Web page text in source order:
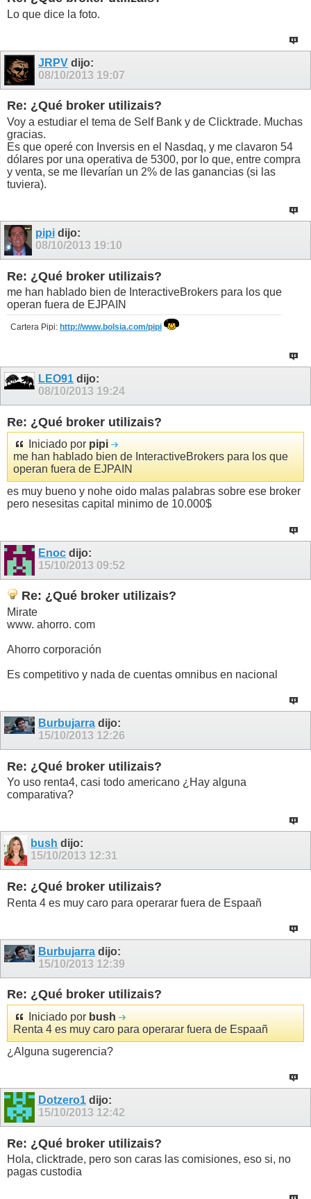
Lo que dice la foto.
JRPV dijo:
08/10/2013 19:07
Re: ¿Qué broker utilizais?
Voy a estudiar el tema de Self Bank y de Clicktrade. Muchas
gracias.
Es que operé con Inversis en el Nasdaq, y me clavaron 54
dólares por una operativa de 5300, por lo que, entre compra
y venta, se me llevarían un 2% de las ganancias (si las
tuviera).
pipi dijo:
08/10/2013 19:10
Re: ¿Qué broker utilizais?
me han hablado bien de InteractiveBrokers para los que
operan fuera de EJPAIN
Cartera Pipi: http://www.bolsia.com/pipi
LEO91 dijo:
08/10/2013 19:24
Re: ¿Qué broker utilizais?
Iniciado por pipi
me han hablado bien de InteractiveBrokers para los que
operan fuera de EJPAIN
es muy bueno y nohe oido malas palabras sobre ese broker
pero nesesitas capital minimo de 10.000$
Enoc dijo:
15/10/2013 09:52
Re: ¿Qué broker utilizais?
Mirate
www. ahorro. com
Ahorro corporación
Es competitivo y nada de cuentas omnibus en nacional
Burbujarra dijo:
15/10/2013 12:26
Re: ¿Qué broker utilizais?
Yo uso renta4, casi todo americano ¿Hay alguna
comparativa?
bush dijo:
15/10/2013 12:31
Re: ¿Qué broker utilizais?
Renta 4 es muy caro para operarar fuera de Espaañ
Burbujarra dijo:
15/10/2013 12:39
Re: ¿Qué broker utilizais?
Iniciado por bush
Renta 4 es muy caro para operarar fuera de Espaañ
¿Alguna sugerencia?
Dotzero1 dijo:
15/10/2013 12:42
Re: ¿Qué broker utilizais?
Hola, clicktrade, pero son caras las comisiones, eso si, no
pagas custodia